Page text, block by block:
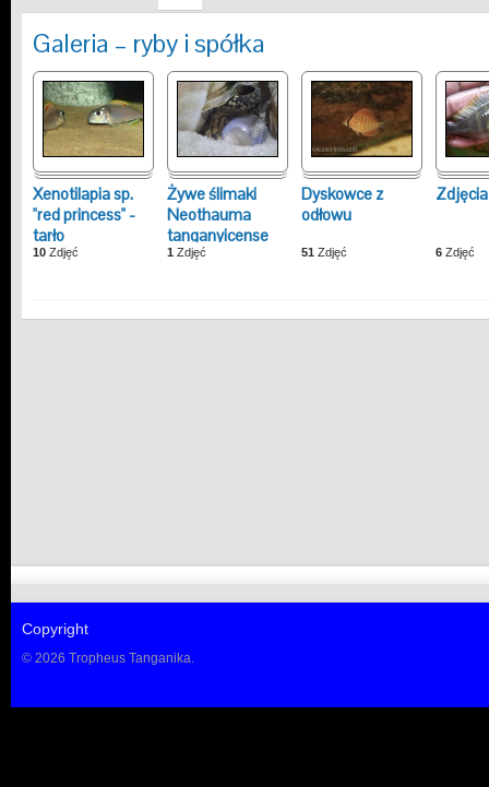
Galeria – ryby i spółka
Xenotilapia sp.
"red princess" -
tarło
10 Zdjęć
Żywe ślimaki
Neothauma
tanganyicense
1 Zdjęć
Dyskowce z
odłowu
51 Zdjęć 6 Zdjęć
Copyright
© 2026 Tropheus Tanganika.